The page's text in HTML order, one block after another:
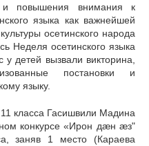
повышения внимания к
языка как важнейшей
осетинского народа
Неделя осетинского языка
детей вызвали викторина,
постановки и
языку.
класса Гасишвили Мадина
конкурсе «Ирон дæн æз"
заняв 1 место (Караева